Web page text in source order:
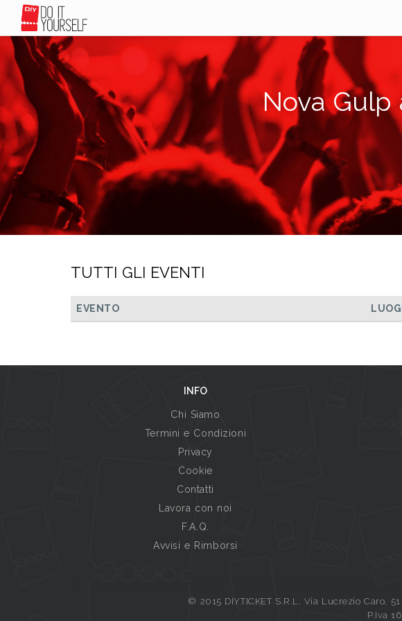
Nova Gulp
TUTTI GLI EVENTI
EVENTO
INFO
Chi Siamo
Termini e Condizioni
Privacy
Cookie
Contatti
Lavora con noi
F.A.Q.
Avvisi e Rimborsi
© 2015 DIYTICKET S.R.L. Via Lucrezio Caro,
P.Iva